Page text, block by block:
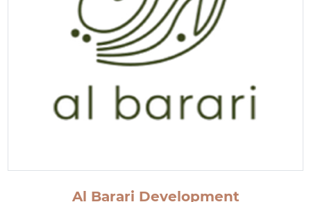
Al Barari Development